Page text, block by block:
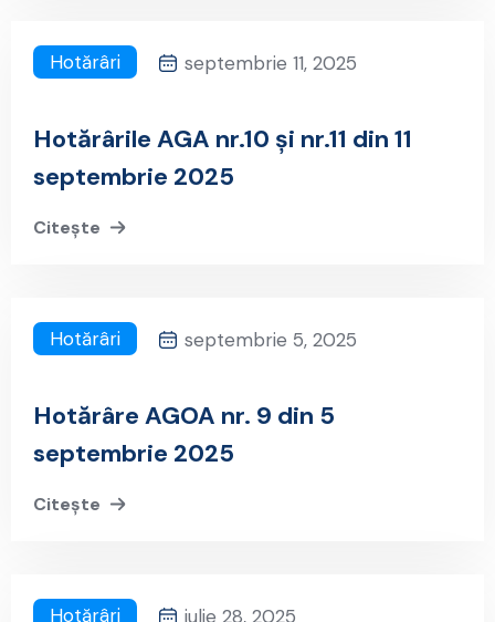
Hotărâri septembrie 11, 2025
Hotărârile AGA nr.10 și nr.11 din 11
septembrie 2025
Citește
Hotărâri septembrie 5, 2025
Hotărâre AGOA nr. 9 din 5
septembrie 2025
Citește
Hotărâri iulie 28, 2025